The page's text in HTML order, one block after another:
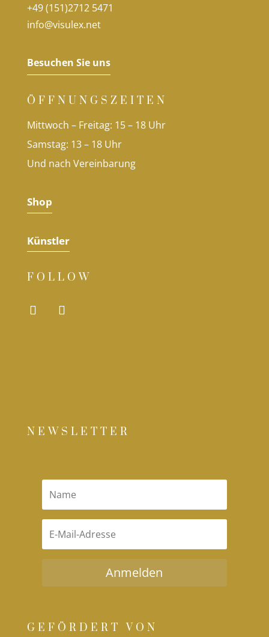
+49 (151)2712 5471
info@visulex.net
Besuchen Sie uns
ÖFFNUNGSZEITEN
Mittwoch – Freitag: 15 – 18 Uhr
Samstag: 13 – 18 Uhr
Und nach Vereinbarung
Shop
Künstler
FOLLOW
NEWSLETTER
Anmelden
GEFÖRDERT VON